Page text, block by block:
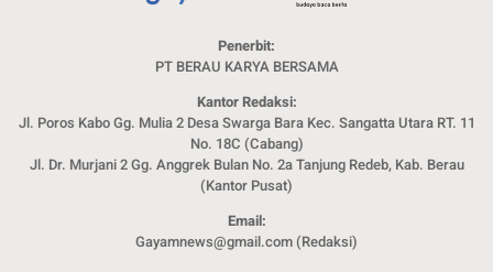
Penerbit:
PT BERAU KARYA BERSAMA
Kantor Redaksi:
Jl. Poros Kabo Gg. Mulia 2 Desa Swarga Bara Kec. Sangatta Utara RT. 11
No. 18C (Cabang)
Jl. Dr. Murjani 2 Gg. Anggrek Bulan No. 2a Tanjung Redeb, Kab. Berau
(Kantor Pusat)
Email:
Gayamnews@gmail.com (Redaksi)